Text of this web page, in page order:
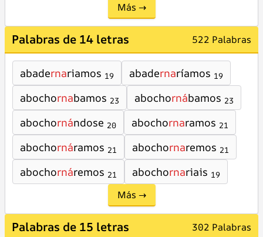
Más →
Palabras de 14 letras 522 Palabras
abadernariamos 19 abadernaríamos 19
abochornabamos 23 abochornábamos 23
abochornándose 20 abochornaramos 21
abochornáramos 21 abochornaremos 21
abochornáremos 21 abochornariais 19
Más →
Palabras de 15 letras 302 Palabras